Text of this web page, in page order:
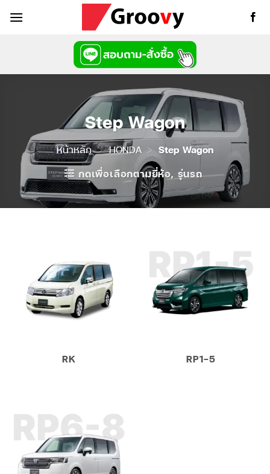
Step Wagon
หน้าหลัก > HONDA > Step Wagon
กดเพื่อเลือกตามยี่ห้อ, รุ่นรถ
RK RP1-5